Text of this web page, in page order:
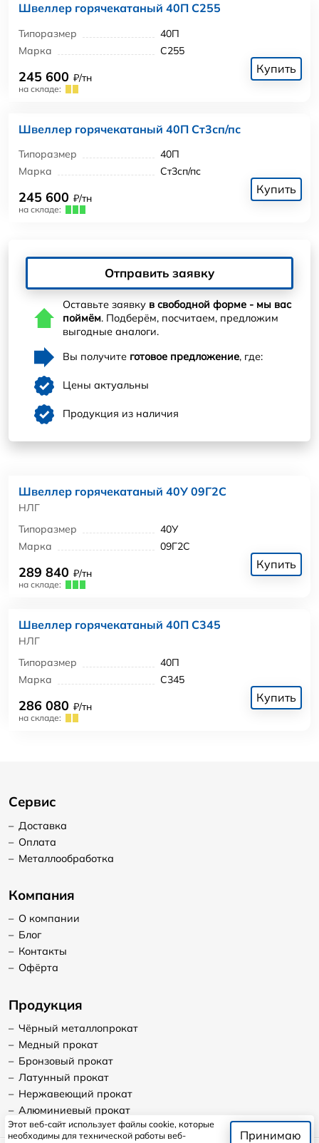
Швеллер горячекатаный 40П С255
Типоразмер
40П
Марка
С255
245 600 ₽/тн
на складе:
Купить
Швеллер горячекатаный 40П Ст3сп/пс
Типоразмер
40П
Марка
Ст3сп/пс
245 600 ₽/тн
на складе:
Купить
Отправить заявку
Оставьте заявку в свободной форме - мы вас
поймём. Подберём, посчитаем, предложим
выгодные аналоги.
Вы получите готовое предложение, где:
Цены актуальны
Продукция из наличия
Швеллер горячекатаный 40У 09Г2С
НЛГ
Типоразмер
40У
Марка
09Г2С
289 840 ₽/тн
на складе:
Купить
Швеллер горячекатаный 40П С345
НЛГ
Типоразмер
40П
Марка
С345
286 080 ₽/тн
на складе:
Купить
Сервис
– Доставка
– Оплата
– Металлообработка
Компания
– О компании
– Блог
– Контакты
– Офёрта
Продукция
– Чёрный металлопрокат
– Медный прокат
– Бронзовый прокат
– Латунный прокат
– Нержавеющий прокат
– Алюминиевый прокат
Этот веб-сайт использует файлы cookie, которые
необходимы для технической работы веб-
Принимаю